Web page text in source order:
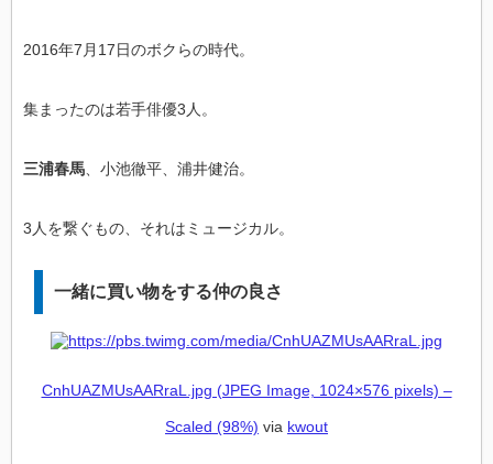
2016年7月17日のボクらの時代。
集まったのは若手俳優3人。
三浦春馬 、小池徹平、浦井健治。
3人を繋ぐもの、それはミュージカル。
一緒に買い物をする仲の良さ
CnhUAZMUsAARraL.jpg (JPEG Image, 1024×576 pixels) –
Scaled (98%) via kwout